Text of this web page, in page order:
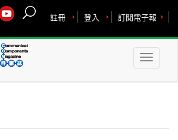
訂閱電子報
登入
註冊
Toggle